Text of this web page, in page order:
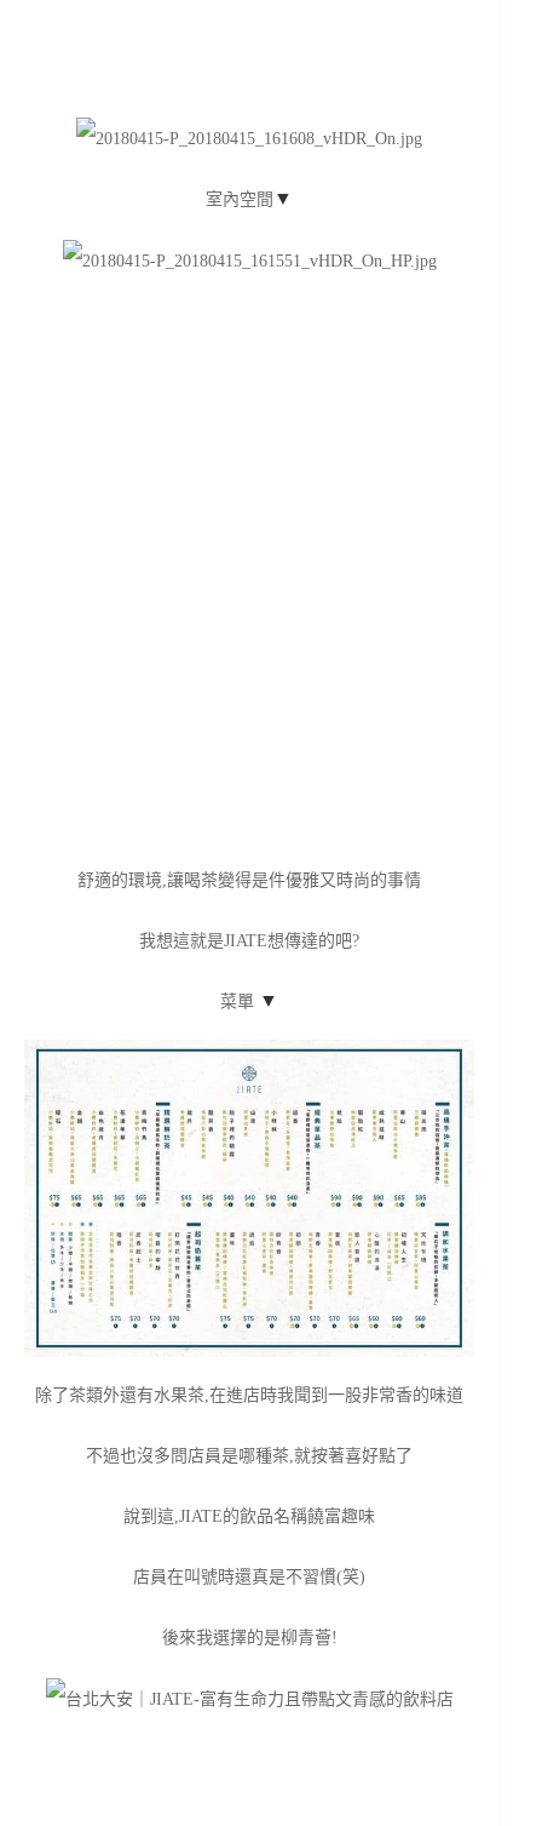
室內空間 ▼
舒適的環境,讓喝茶變得是件優雅又時尚的事情
我想這就是JIATE想傳達的吧?
菜單 ▼
除了茶類外還有水果茶,在進店時我聞到一股非常香的味道
不過也沒多問店員是哪種茶,就按著喜好點了
說到這,JIATE的飲品名稱饒富趣味
店員在叫號時還真是不習慣(笑)
後來我選擇的是柳青薈!